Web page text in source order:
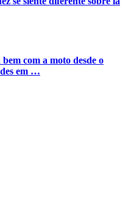
com a moto desde o
em …